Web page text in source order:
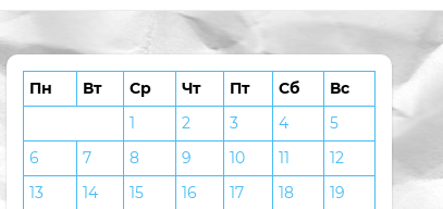
Пн Вт Ср Чт Пт Сб
Вс
1
2 3 4
5
6
7 8 9 10 11
12
13
14 15 16 17 18
19